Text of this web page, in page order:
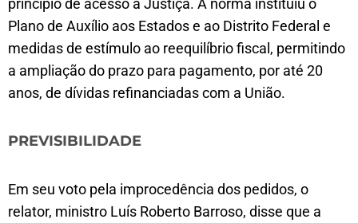
princípio de acesso à Justiça. A norma instituiu o
Plano de Auxílio aos Estados e ao Distrito Federal e
medidas de estímulo ao reequilíbrio fiscal, permitindo
a ampliação do prazo para pagamento, por até 20
anos, de dívidas refinanciadas com a União.
PREVISIBILIDADE
Em seu voto pela improcedência dos pedidos, o
relator, ministro Luís Roberto Barroso, disse que a